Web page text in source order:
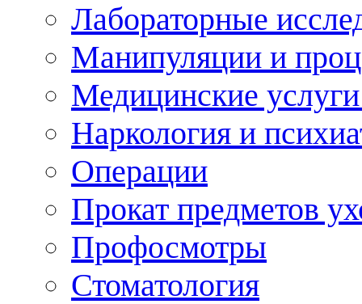
Лабораторные
Манипуляции и
Медицинские
Наркология и
Операции
Прокат предметов
Профосмотры
Стоматология